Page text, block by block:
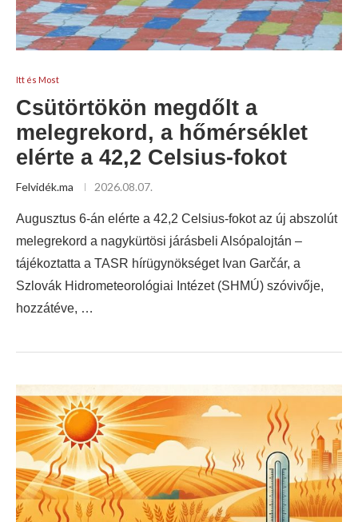
Itt és Most
Csütörtökön megdőlt a
melegrekord, a hőmérséklet
elérte a 42,2 Celsius-fokot
Felvidék.ma 2026.08.07.
Augusztus 6-án elérte a 42,2 Celsius-fokot az új abszolút
melegrekord a nagykürtösi járásbeli Alsópalojtán –
tájékoztatta a TASR hírügynökséget Ivan Garčár, a
Szlovák Hidrometeorológiai Intézet (SHMÚ) szóvivője,
hozzátéve, …